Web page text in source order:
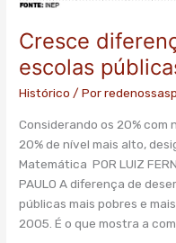
Cresce
escolas
Histórico / Porredenossasp
Considerando os 20% com
20% de nível mais alto,
Matemática POR LUIZ
PAULO A diferença de
públicas mais pobres e
2005. É o que mostra a